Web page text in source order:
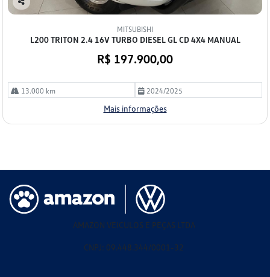
Co
MITSUBISHI
L200 TRITON 2.4 16V TURBO DIESEL GL CD 4X4 MANUAL
R$ 197.900,00
13.000 km 2024/2025
Mais informações
AMAZON VEICULOS E PEÇAS LTDA
CNPJ: 09.448.344/0001-32